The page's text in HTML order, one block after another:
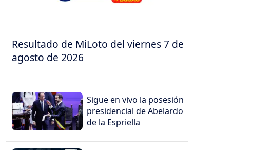
Resultado de MiLoto del viernes 7 de
agosto de 2026
Sigue en vivo la posesión
presidencial de Abelardo
de la Espriella